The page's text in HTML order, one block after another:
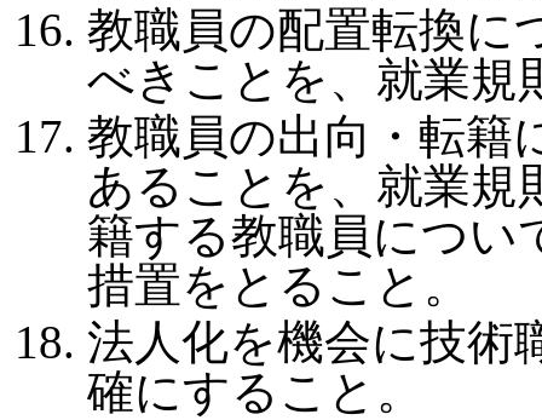
教職員の配置転換に
べきことを、就業規
教職員の出向・転籍
あることを、就業規
籍する教職員につい
措置をとること。
法人化を機会に技術
確にすること。